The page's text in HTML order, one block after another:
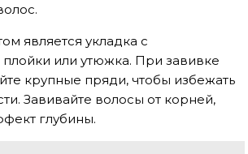
является укладка с
или утюжка. При завивке
крупные пряди, чтобы избежать
Завивайте волосы от корней,
глубины.